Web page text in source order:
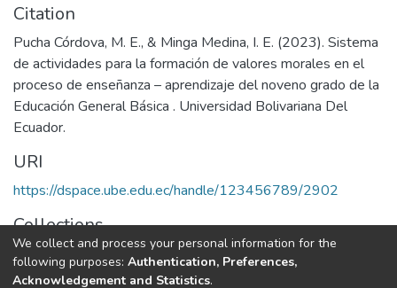
Citation
Pucha Córdova, M. E., & Minga Medina, I. E. (2023). Sistema
de actividades para la formación de valores morales en el
proceso de enseñanza – aprendizaje del noveno grado de la
Educación General Básica . Universidad Bolivariana Del
Ecuador.
URI
https://dspace.ube.edu.ec/handle/123456789/2902
Collections
Tesis
We collect and process your personal information for the
following purposes: Authentication, Preferences,
Acknowledgement and Statistics.